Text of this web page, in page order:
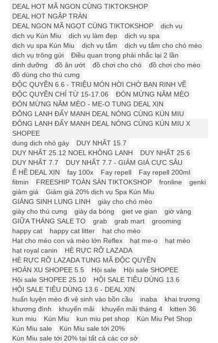
DEAL HOT MÃ NGON CÙNG TIKTOKSHOP
DEAL HOT NGẬP TRÀN
DEAL NGON MÃ NGỌT CÙNG TIKTOKSHOP
dịch vụ
dịch vụ Kún Miu
dịch vụ làm đẹp
dịch vụ spa
dịch vụ spa Kún Miu
dịch vụ tắm
dịch vụ tắm cho chó mèo
dịch vụ trông gửi
Điều quan trọng phải nhắc lại 2 lần
dinh dưỡng
đồ ăn ướt đồ chơi cho chó
đồ chơi cho mèo
đồ dùng cho thú cưng
ĐỘC QUYỀN 6.6 - TRIỆU MÓN HỜI CHỜ BẠN RINH VỀ
ĐỘC QUYỀN CHỈ TỪ 15-17.06
ĐÓN MỪNG NĂM MÈO
ĐÓN MỪNG NĂM MÈO - ME-O TUNG DEAL XỊN
ĐÔNG LẠNH ĐẨY MẠNH DEAL NÓNG CÙNG KÚN MIU
ĐÔNG LẠNH ĐẨY MẠNH DEAL NÓNG CÙNG KÚN MIU X
SHOPEE
dung dịch nhỏ gáy
DUY NHẤT 15.7
DUY NHẤT 25.12 ️️NOEL KHÔNG LẠNH
DUY NHẤT 25.6
DUY NHẤT 7.7
DUY NHẤT 7.7 - GIẢM GIÁ CỰC SÂU
Ê HỀ DEAL XỊN
fay 100x Fay repell
Fay repell 200ml
fitmin
FREESHIP TOÀN SÀN TIKTOKSHOP fronline
genki
giảm giá
Giảm giá 20% dịch vụ Spa Kún Miu
GIÁNG SINH LUNG LINH
giày cho chó mèo
giày cho thú cưng
giày da bóng giet ve gian
giờ vàng
GIỮA THÁNG SALE TO
grab grab mart
grooming
happy cat
happy cat litter
hạt cho mèo
Hạt cho mèo con và mèo lớn Reflex
hạt me-o
hạt mèo
hạt royal canin
HÈ RỰC RỠ LAZADA
HÈ RỰC RỠ LAZADA TUNG MÃ ĐỘC QUYỀN
HOÀN XU SHOPEE 5.5
Hội sale
Hội sale SHOPEE
Hội sale SHOPEE 25.10
HỘI SALE TIÊU DÙNG 13.6
HỘI SALE TIÊU DÙNG 13.6 - DEAL XỊN
huấn luyện mèo đi vệ sinh vào bồn cầu
inaba
khai trương
khương đình
khuyến mãi khuyến mãi tháng 4
kitten 36
kun miu
Kún Miu kun miu pet shop
Kún Miu Pet Shop
Kún Miu sale
Kún Miu sale tới 20%
Kún Miu sale tới 20% tại tất cả các cơ sở